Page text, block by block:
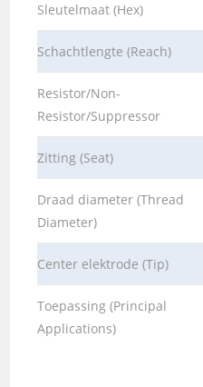
Sleutelmaat (Hex)
Schachtlengte (Reach)
Resistor/Non-
Resistor/Suppressor
Zitting (Seat)
Draad diameter (Thread
Diameter)
Center elektrode (Tip)
Toepassing (Principal
Applications)